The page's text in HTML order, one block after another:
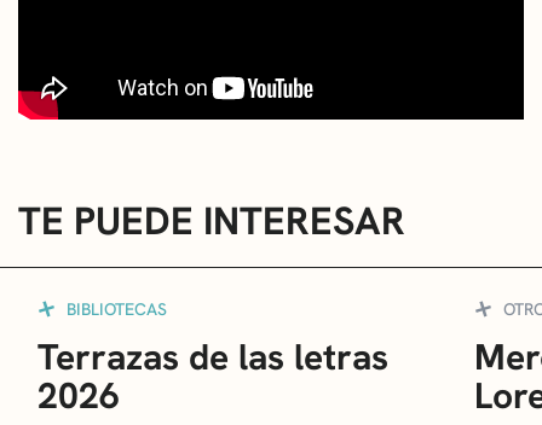
TE PUEDE INTERESAR
BIBLIOTECAS
Terrazas de las letras
2026